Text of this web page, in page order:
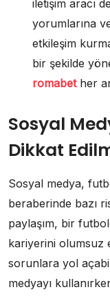
iletişim aracı
yorumlarına
etkileşim
bir şekilde
romabether
Sosyal
Dikkat
Sosyal medya,
beraberinde bazı
paylaşım, bir
kariyerini olumsuz
sorunlara yol
medyayı